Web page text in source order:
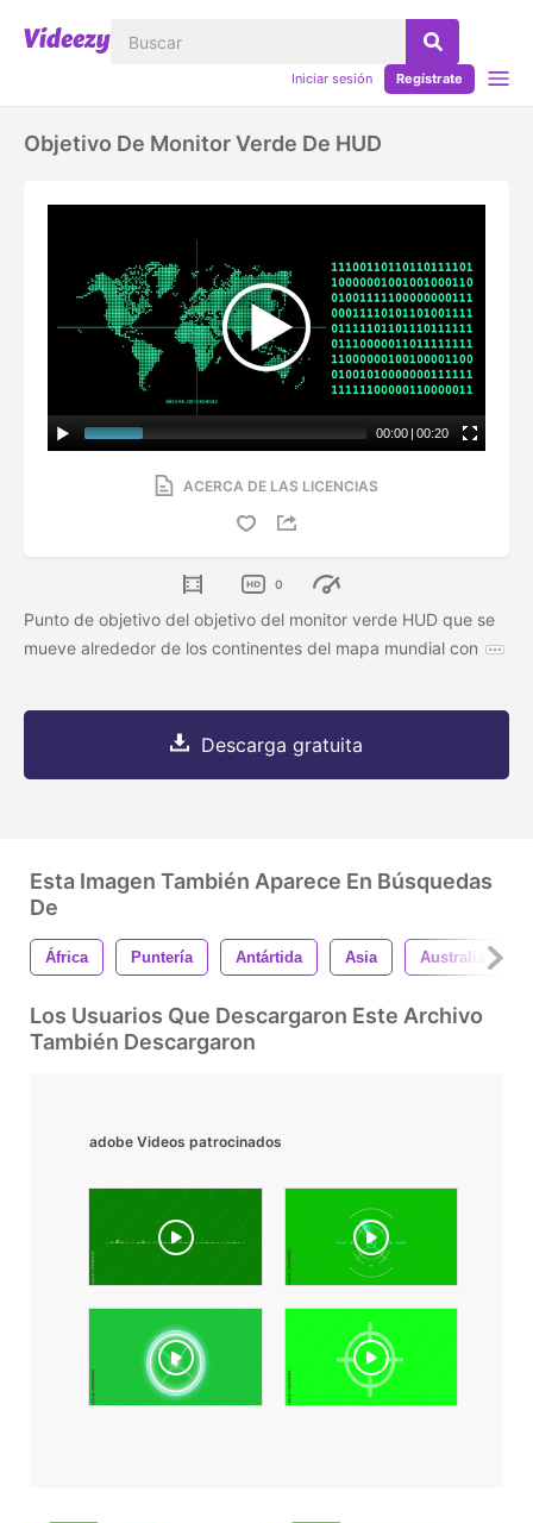
Iniciar sesión Regístrate
Objetivo De Monitor Verde De HUD
00:00 | 00:20
ACERCA DE LAS LICENCIAS
0
Punto de objetivo del objetivo del monitor verde HUD que se
mueve alrededor de los continentes del mapa mundial con
Descarga gratuita
Esta Imagen También Aparece En Búsquedas
De
África Puntería Antártida Asia Australia
Los Usuarios Que Descargaron Este Archivo
También Descargaron
adobe Videos patrocinados